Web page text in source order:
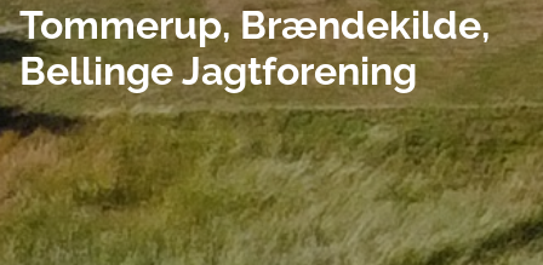
Tommerup, Brændekilde,
Bellinge Jagtforening